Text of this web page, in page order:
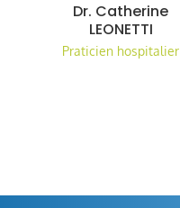
Dr. Catherine
LEONETTI
Praticien hospitalier